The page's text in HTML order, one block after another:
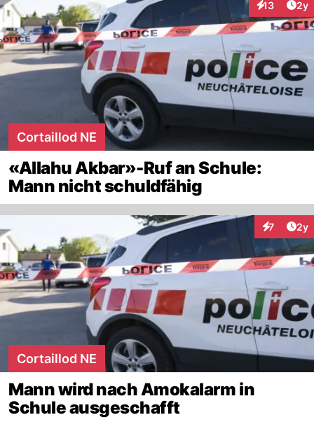
13 2y
Cortaillod NE
«Allahu Akbar»-Ruf an Schule:
Mann nicht schuldfähig
7 2y
Cortaillod NE
Mann wird nach Amokalarm in
Schule ausgeschafft